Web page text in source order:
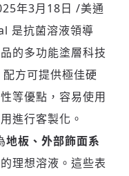
年3月18日 /美通
抗菌溶液領導
的多功能塗層科技
方可提供極佳硬
等優點，容易使用
進行客製化。
地板、外部飾面系
的理想溶液。這些表